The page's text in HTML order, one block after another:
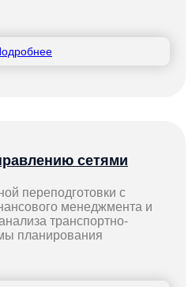
сетями
переподготовки с
менеджмента и
транспортно-
планирования